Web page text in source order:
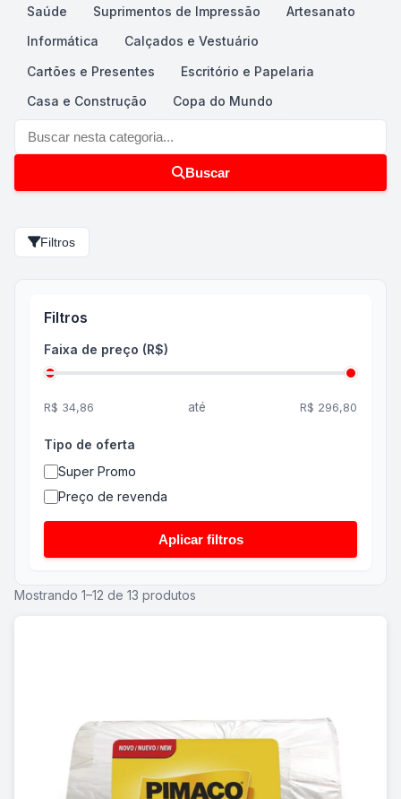
Saúde
Suprimentos de Impressão
Artesanato
Informática
Calçados e Vestuário
Cartões e Presentes
Escritório e Papelaria
Casa e Construção
Copa do Mundo
Buscar nesta categoria
Buscar
Filtros
Filtros
Faixa de preço (R$)
R$ 34,86 até R$ 296,80
Tipo de oferta
Super Promo
Preço de revenda
Aplicar filtros
Mostrando 1–12 de 13 produtos